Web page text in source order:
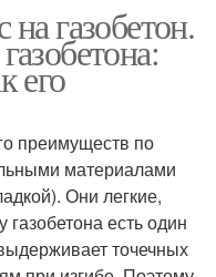
газобетон.
его
преимуществ по
материалами
Они легкие,
есть один
точечных